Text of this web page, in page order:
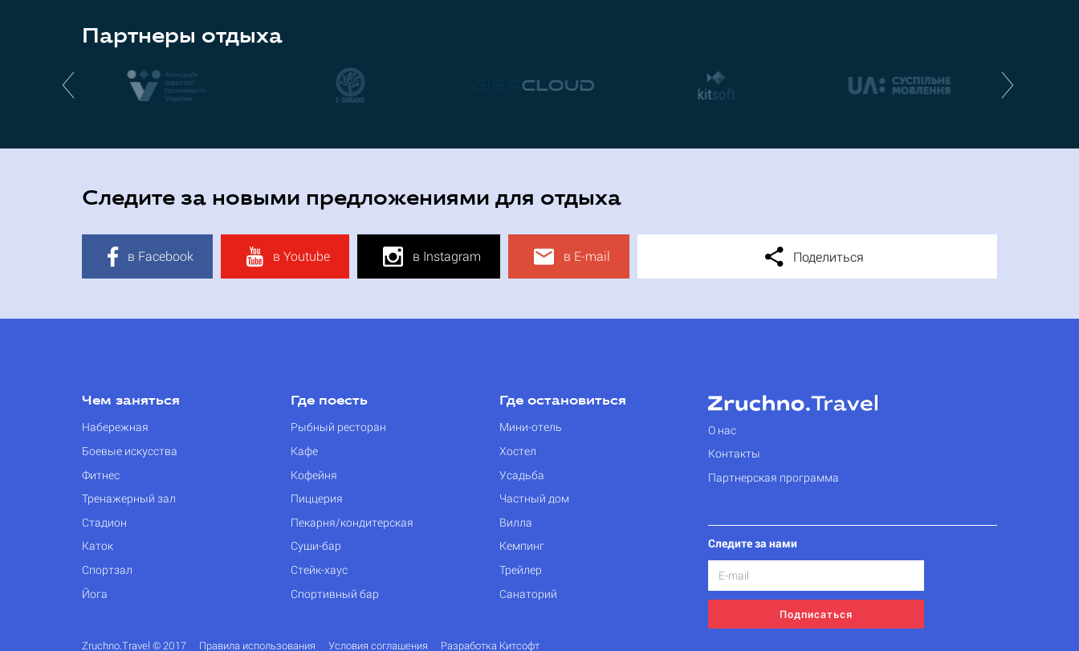
Партнеры отдыха
Следите за новыми предложениями для отдыха
в Facebook в Youtube в Instagram в E-mail Поделиться
Чем заняться
Набережная
Боевые искусства
Фитнес
Тренажерный зал
Стадион
Каток
Спортзал
Йога
Где поесть
Рыбный ресторан
Кафе
Кофейня
Пиццерия
Пекарня/кондитерская
Суши-бар
Стейк-хаус
Спортивный бар
Где остановиться
Мини-отель
Хостел
Усадьба
Частный дом
Вилла
Кемпинг
Трейлер
Санаторий
О нас
Контакты
Партнерская программа
Следите за нами
Подписаться
Zruchno.Travel © 2017 Правила использования Условия соглашения Разработка Китсофт